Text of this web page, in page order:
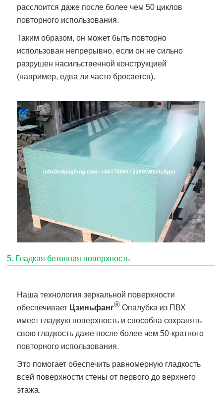
расслоится даже после более чем 50 циклов
повторного использования.
Таким образом, он может быть повторно
использован непрерывно, если он не сильно
разрушен насильственной конструкцией
(например, едва ли часто бросается).
5. Гладкая бетонная поверхность
Наша технология зеркальной поверхности
обеспечивает Цзиньфанг® Опалубка из ПВХ
имеет гладкую поверхность и способна сохранять
свою гладкость даже после более чем 50-кратного
повторного использования.
Это помогает обеспечить равномерную гладкость
всей поверхности стены от первого до верхнего
этажа.